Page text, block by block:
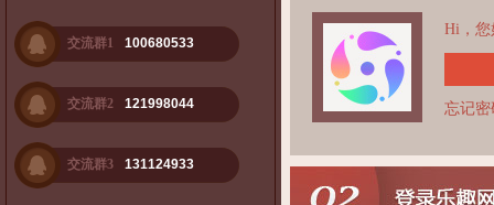
交流群1 100680533
交流群2 121998044
交流群3 131124933
Hi，您
忘记密